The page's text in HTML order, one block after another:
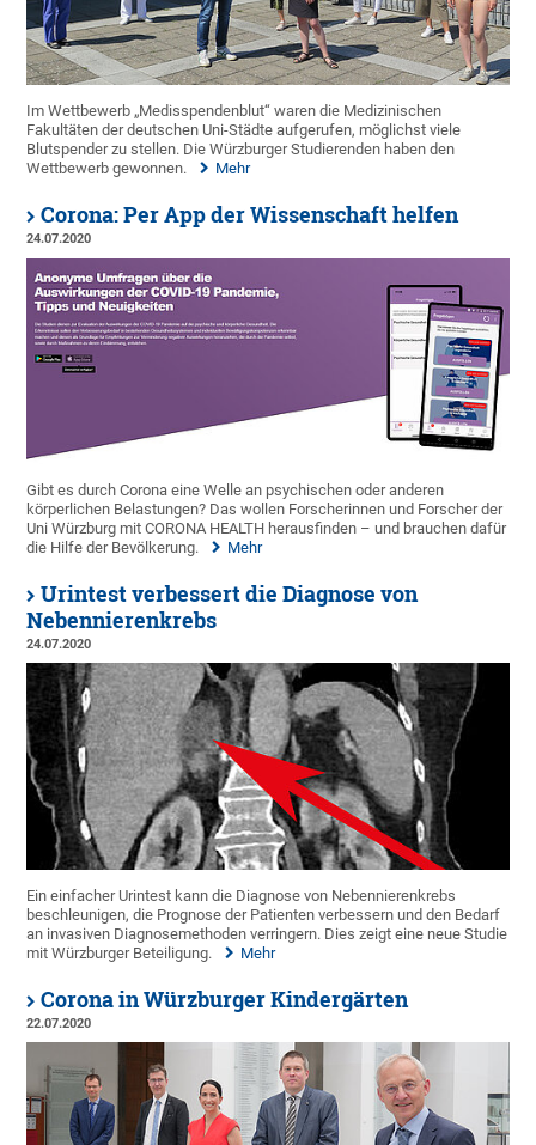
Im Wettbewerb „Medisspendenblut“ waren die Medizinischen
Fakultäten der deutschen Uni-Städte aufgerufen, möglichst viele
Blutspender zu stellen. Die Würzburger Studierenden haben den
Wettbewerb gewonnen.
Mehr
Corona: Per App der Wissenschaft helfen
24.07.2020
Gibt es durch Corona eine Welle an psychischen oder anderen
körperlichen Belastungen? Das wollen Forscherinnen und Forscher der
Uni Würzburg mit CORONA HEALTH herausfinden – und brauchen dafür
die Hilfe der Bevölkerung.
Mehr
Urintest verbessert die Diagnose von
Nebennierenkrebs
24.07.2020
Ein einfacher Urintest kann die Diagnose von Nebennierenkrebs
beschleunigen, die Prognose der Patienten verbessern und den Bedarf
an invasiven Diagnosemethoden verringern. Dies zeigt eine neue Studie
mit Würzburger Beteiligung.
Mehr
Corona in Würzburger Kindergärten
22.07.2020